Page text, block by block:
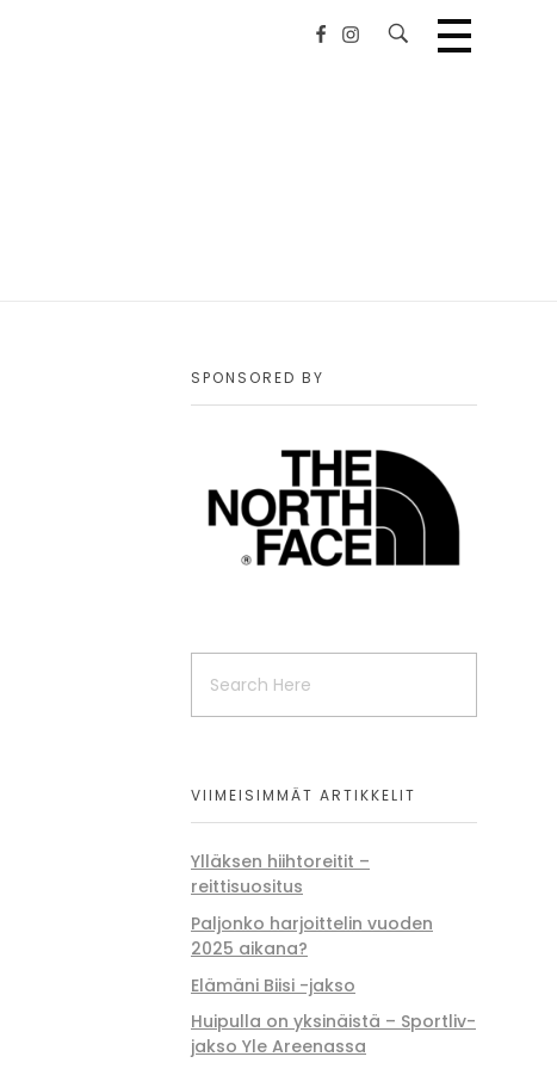
SPONSORED BY
VIIMEISIMMÄT ARTIKKELIT
Ylläksen hiihtoreitit –
reittisuositus
Paljonko harjoittelin vuoden
2025 aikana?
Elämäni Biisi -jakso
Huipulla on yksinäistä – Sportliv-
jakso Yle Areenassa